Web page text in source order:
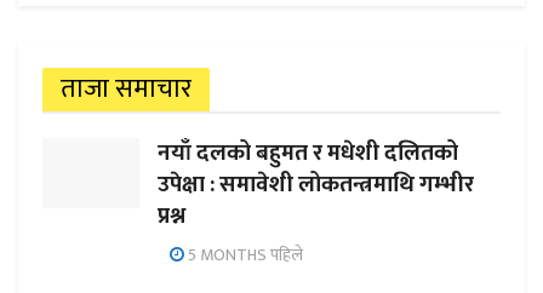
ताजा समाचार
नयाँ दलको बहुमत र मधेशी दलितको
उपेक्षा : समावेशी लोकतन्त्रमाथि गम्भीर
प्रश्न
5 MONTHS पहिले